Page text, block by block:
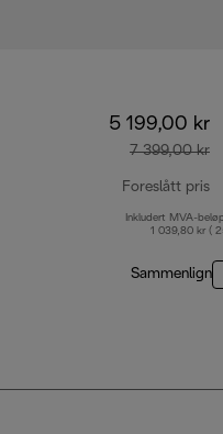
5 199,00 kr
7 399,00 kr
Foreslått pris
Inkludert MVA-
1 039,80 kr (
Sammenlign